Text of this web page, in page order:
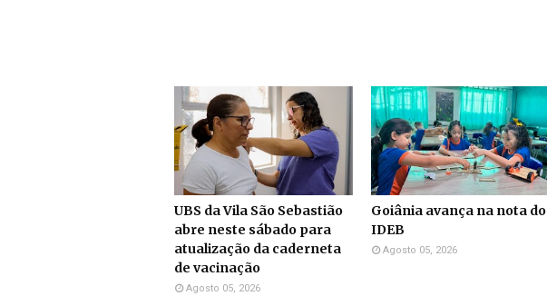
UBS da Vila São Sebastião
abre neste sábado para
atualização da caderneta
de vacinação
Agosto 05, 2026
Goiânia avança na nota do
IDEB
Agosto 05, 2026